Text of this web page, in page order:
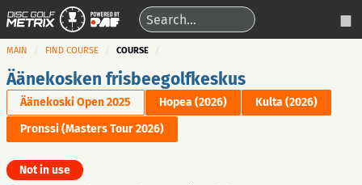
MAIN FIND COURSE COURSE
Äänekosken frisbeegolfkeskus
Äänekoski Open 2025 Hopea (2026)
Kulta (2026)
Pronssi (Masters Tour 2026)
Not in use